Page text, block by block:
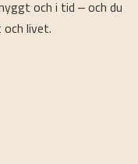
och i tid – och du
livet.